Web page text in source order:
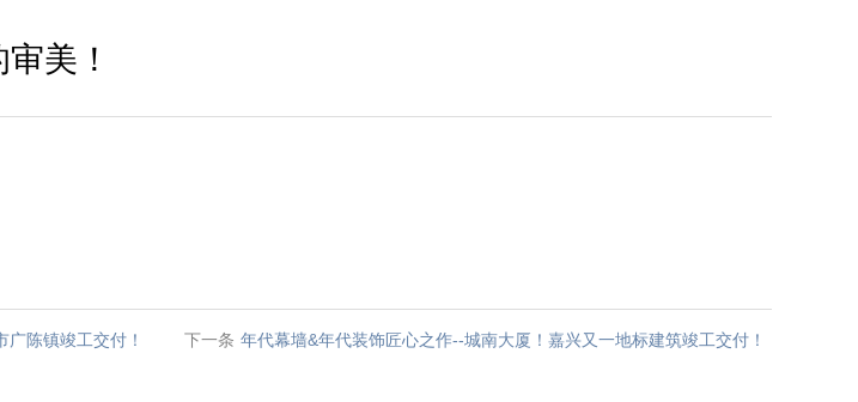
美！
陈镇竣工交付！ 下一条 年代幕墙&年代装饰匠心之作--城南大厦！嘉兴又一地标建筑竣工交付！